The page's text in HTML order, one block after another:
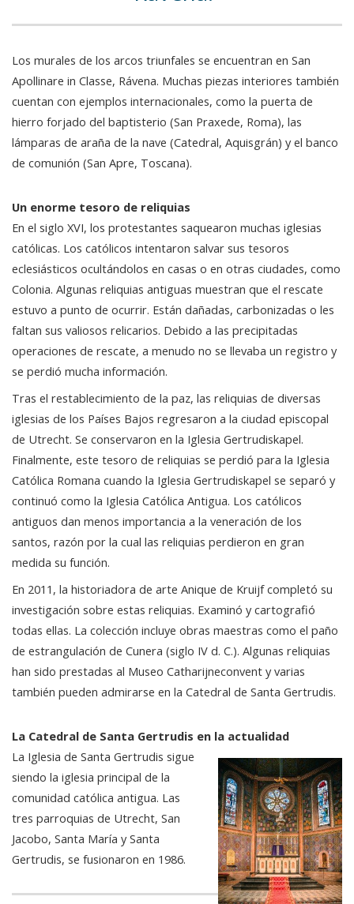
Los murales de los arcos triunfales se encuentran en San
Apollinare in Classe, Rávena. Muchas piezas interiores también
cuentan con ejemplos internacionales, como la puerta de
hierro forjado del baptisterio (San Praxede, Roma), las
lámparas de araña de la nave (Catedral, Aquisgrán) y el banco
de comunión (San Apre, Toscana).
Un enorme tesoro de reliquias
En el siglo XVI, los protestantes saquearon muchas iglesias
católicas. Los católicos intentaron salvar sus tesoros
eclesiásticos ocultándolos en casas o en otras ciudades, como
Colonia. Algunas reliquias antiguas muestran que el rescate
estuvo a punto de ocurrir. Están dañadas, carbonizadas o les
faltan sus valiosos relicarios. Debido a las precipitadas
operaciones de rescate, a menudo no se llevaba un registro y
se perdió mucha información.
Tras el restablecimiento de la paz, las reliquias de diversas
iglesias de los Países Bajos regresaron a la ciudad episcopal
de Utrecht. Se conservaron en la Iglesia Gertrudiskapel.
Finalmente, este tesoro de reliquias se perdió para la Iglesia
Católica Romana cuando la Iglesia Gertrudiskapel se separó y
continuó como la Iglesia Católica Antigua. Los católicos
antiguos dan menos importancia a la veneración de los
santos, razón por la cual las reliquias perdieron en gran
medida su función.
En 2011, la historiadora de arte Anique de Kruijf completó su
investigación sobre estas reliquias. Examinó y cartografió
todas ellas. La colección incluye obras maestras como el paño
de estrangulación de Cunera (siglo IV d. C.). Algunas reliquias
han sido prestadas al Museo Catharijneconvent y varias
también pueden admirarse en la Catedral de Santa Gertrudis.
La Catedral de Santa Gertrudis en la actualidad
La Iglesia de Santa Gertrudis sigue
siendo la iglesia principal de la
comunidad católica antigua. Las
tres parroquias de Utrecht, San
Jacobo, Santa María y Santa
Gertrudis, se fusionaron en 1986.